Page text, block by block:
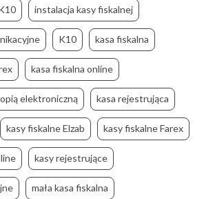
instalacja kasy fiskalnej
K10 kasa fiskalna
kasa fiskalna online
elektroniczną kasa rejestrująca
kasy fiskalne Elzab kasy fiskalne Farex
kasy rejestrujące
mała kasa fiskalna